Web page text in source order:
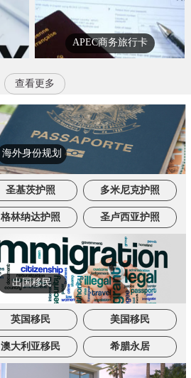
APEC商务旅行卡
查看更多
海外身份规划
圣基茨护照 多米尼克护照
格林纳达护照 圣卢西亚护照
出国移民
英国移民 美国移民
澳大利亚移民 希腊永居